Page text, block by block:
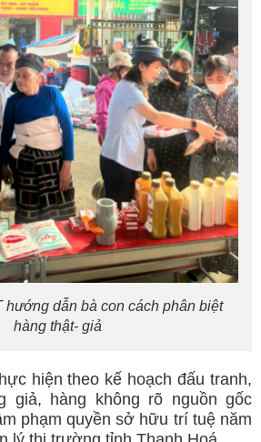
hướng dẫn bà con cách phân biệt
hàng thật- giả
hiện theo kế hoạch đấu tranh,
giả, hàng không rõ nguồn gốc
phạm quyền sở hữu trí tuệ năm